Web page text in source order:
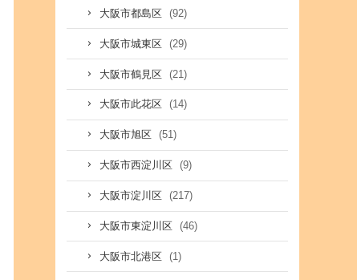
大阪市都島区 (92)
大阪市城東区 (29)
大阪市鶴見区 (21)
大阪市此花区 (14)
大阪市旭区 (51)
大阪市西淀川区 (9)
大阪市淀川区 (217)
大阪市東淀川区 (46)
大阪市北港区 (1)